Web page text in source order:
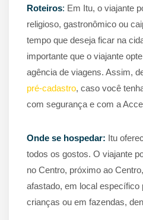
Roteiros: Em Itu, o viajante
religioso, gastronômico ou
tempo que deseja ficar na
importante que o viajante
agência de viagens. Assim,
pré-cadastro, caso você
com segurança e com a
Onde se hospedar: Itu
todos os gostos. O viajante
no Centro, próximo ao
afastado, em local específico
crianças ou em fazendas,